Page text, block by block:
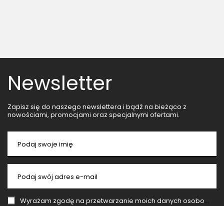
Newsletter
Zapisz się do naszego newslettera i bądź na bieżąco z
nowościami, promocjami oraz specjalnymi ofertami.
Podaj swoje imię
Podaj swój adres e-mail
Wyrażam zgodę na przetwarzanie moich danych osobowych (adres e-mail) na potrzeby wysyłki newslettera z informacją handlową (marketing). Więcej w